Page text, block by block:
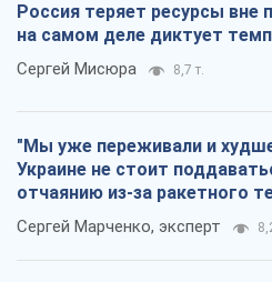
Россия теряет ресурсы вне
на самом деле диктует
Сергей Мисюра 8,7 т.
"Мы уже переживали и
Украине не стоит
отчаянию из-за ракетного
Сергей Марченко, эксперт